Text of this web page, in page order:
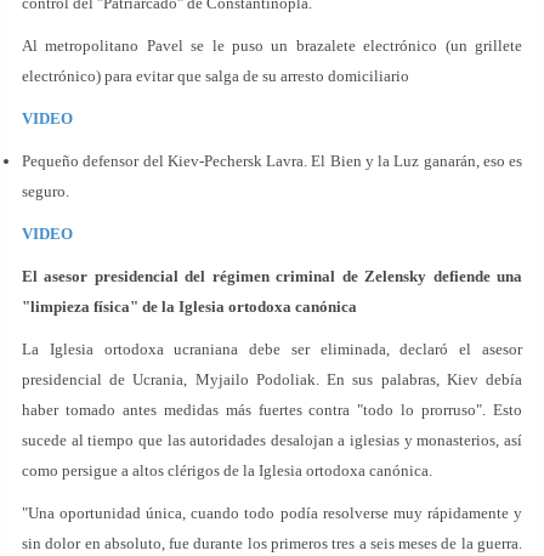
Al metropolitano Pavel se le puso un brazalete electrónico (un grillete
electrónico) para evitar que salga de su arresto domiciliario
VIDEO
Pequeño defensor del Kiev-Pechersk Lavra. El Bien y la Luz ganarán, eso es
seguro.
VIDEO
El asesor presidencial del régimen criminal de Zelensky defiende una
"limpieza física" de la Iglesia ortodoxa canónica
La Iglesia ortodoxa ucraniana debe ser eliminada, declaró el asesor
presidencial de Ucrania, Myjailo Podoliak. En sus palabras, Kiev debía
haber tomado antes medidas más fuertes contra "todo lo prorruso". Esto
sucede al tiempo que las autoridades desalojan a iglesias y monasterios, así
como persigue a altos clérigos de la Iglesia ortodoxa canónica.
"Una oportunidad única, cuando todo podía resolverse muy rápidamente y
sin dolor en absoluto, fue durante los primeros tres a seis meses de la guerra.